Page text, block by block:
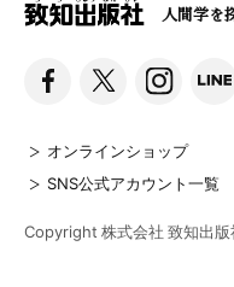
人間学を
オンラインショップ
SNS公式アカウント一覧
Copyright 株式会社 致知出版